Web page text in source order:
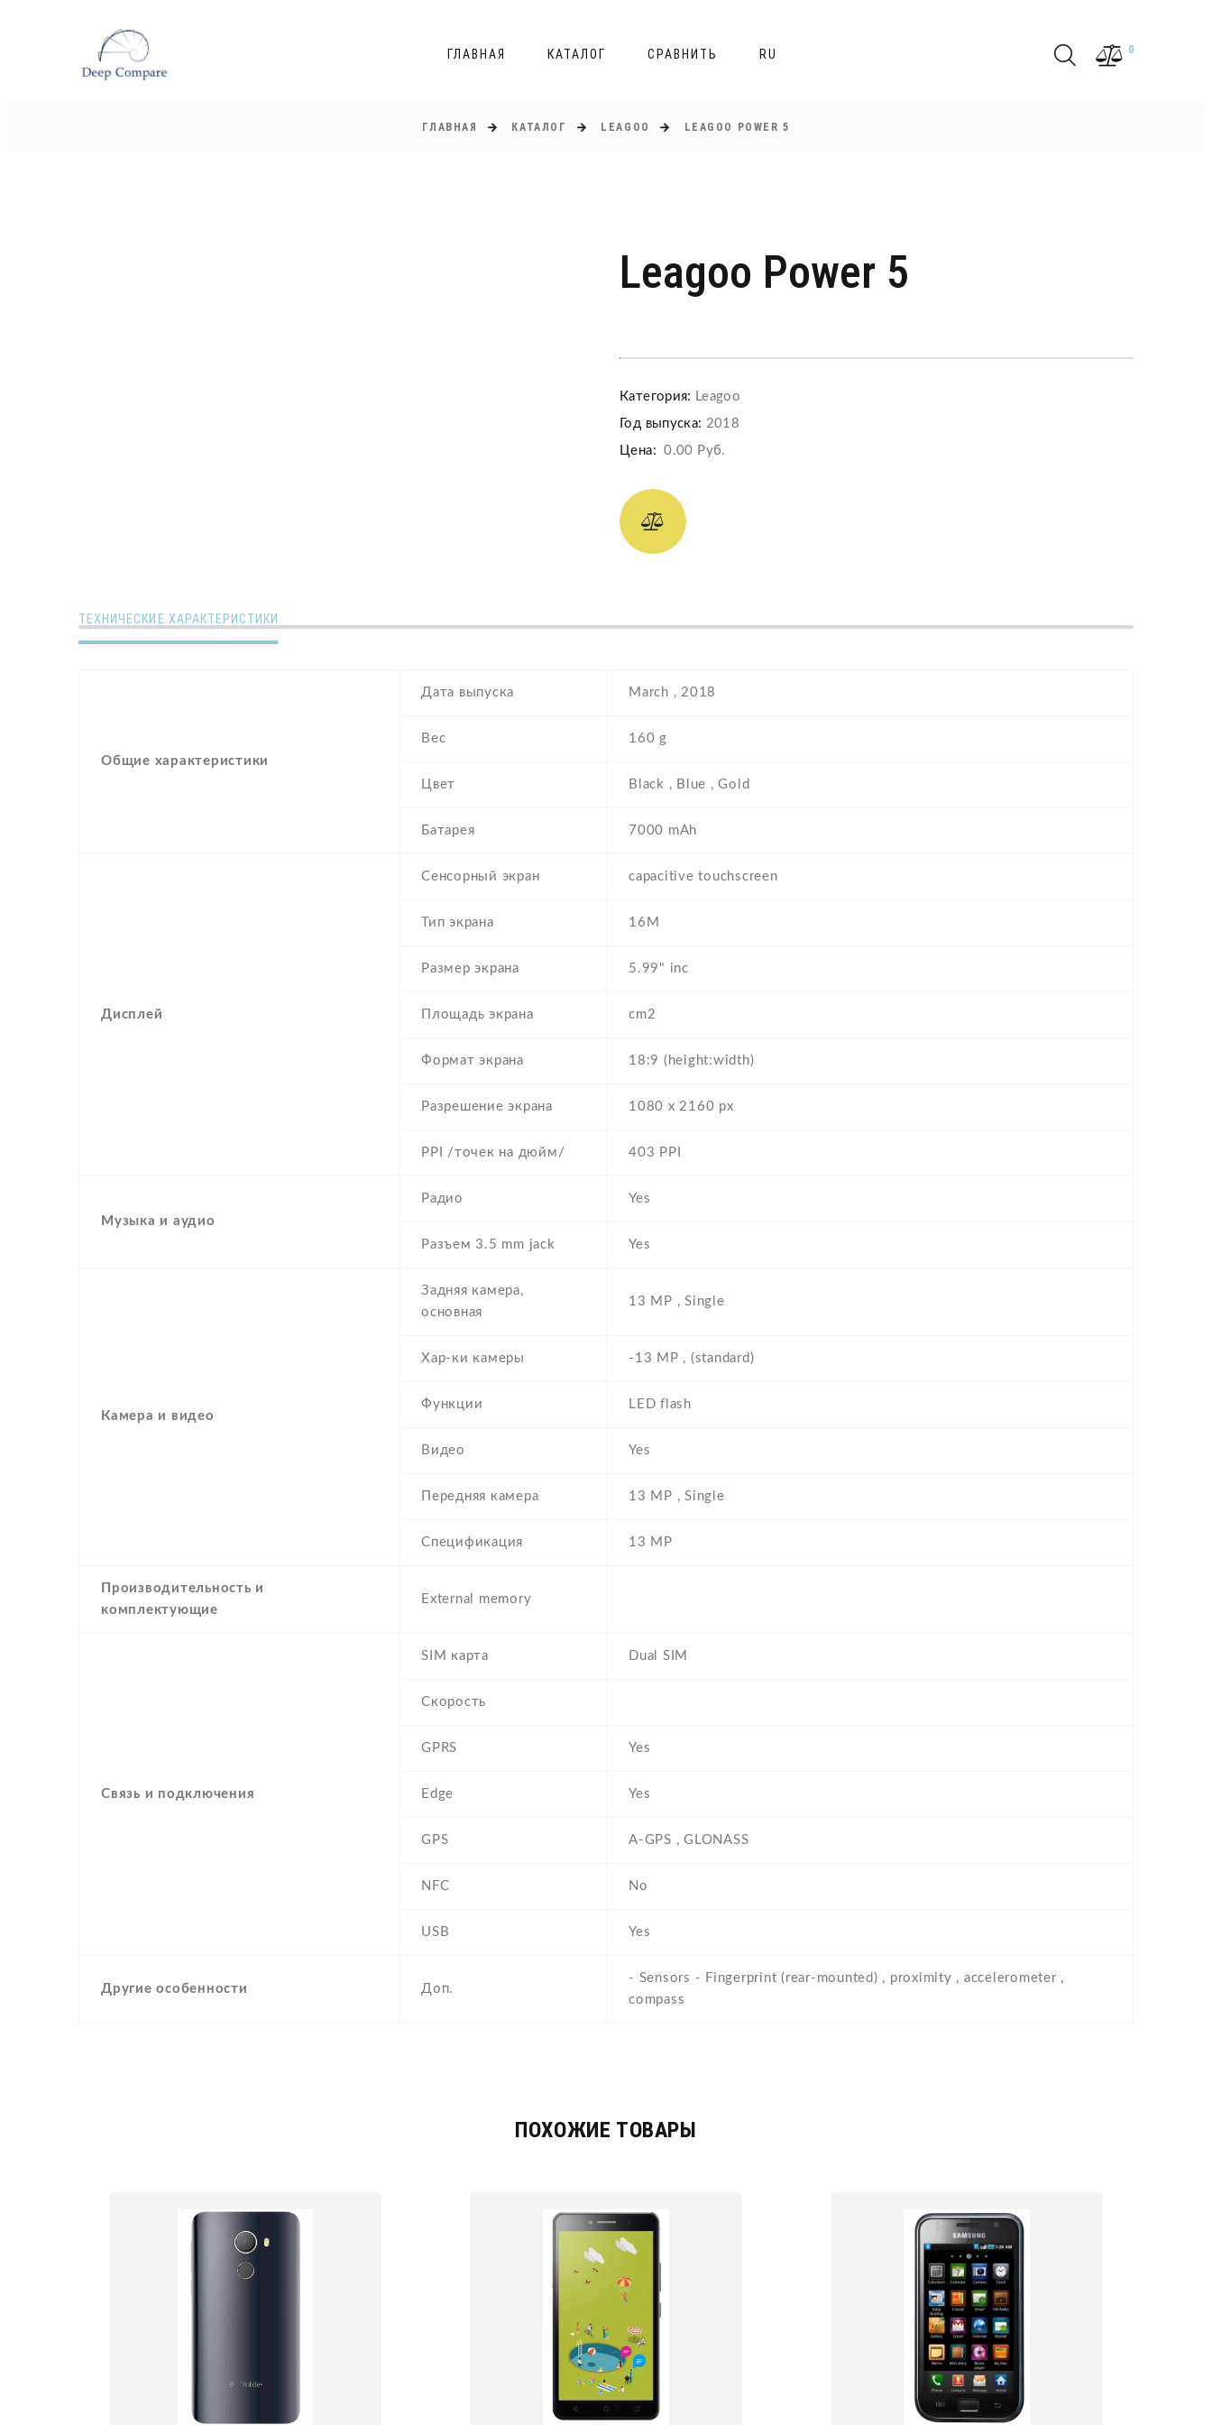
ГЛАВНАЯ КАТАЛОГ СРАВНИТЬ RU 0
ГЛАВНАЯ КАТАЛОГ LEAGOO LEAGOO POWER 5
Leagoo Power 5
Категория: Leagoo
Год выпуска: 2018
Цена: 0.00 Руб.
ТЕХНИЧЕСКИЕ ХАРАКТЕРИСТИКИ
Общие характеристики
Дата выпуска March , 2018
Вес 160 g
Цвет Black , Blue , Gold
Батарея 7000 mAh
Дисплей
Сенсорный экран capacitive touchscreen
Тип экрана 16M
Размер экрана 5.99" inc
Площадь экрана cm2
Формат экрана 18:9 (height:width)
Разрешение экрана 1080 x 2160 px
PPI /точек на дюйм/ 403 PPI
Музыка и аудио
Радио Yes
Разъем 3.5 mm jack Yes
Камера и видео
Задняя камера,
основная
13 MP , Single
Хар-ки камеры -13 MP , (standard)
Функции LED flash
Видео Yes
Передняя камера 13 MP , Single
Спецификация 13 MP
Производительность и
комплектующие
External memory
Связь и подключения
SIM карта Dual SIM
Скорость
GPRS Yes
Edge Yes
GPS A-GPS , GLONASS
NFC No
USB Yes
Другие особенности Доп.
- Sensors - Fingerprint (rear-mounted) , proximity , accelerometer ,
compass
ПОХОЖИЕ ТОВАРЫ